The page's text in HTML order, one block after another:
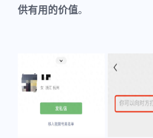
供有用的价值。